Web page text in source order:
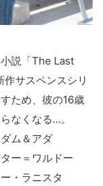
説「The Last
サスペンスシリ
ため、彼の16歳
なくなる…。
ム＆アダ
ー＝ワルドー
・ラニスタ